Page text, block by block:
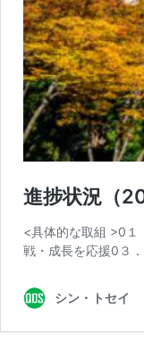
進捗状況（
<具体的な取組 >0１
戦・成長を応援0３
シン・トセイ